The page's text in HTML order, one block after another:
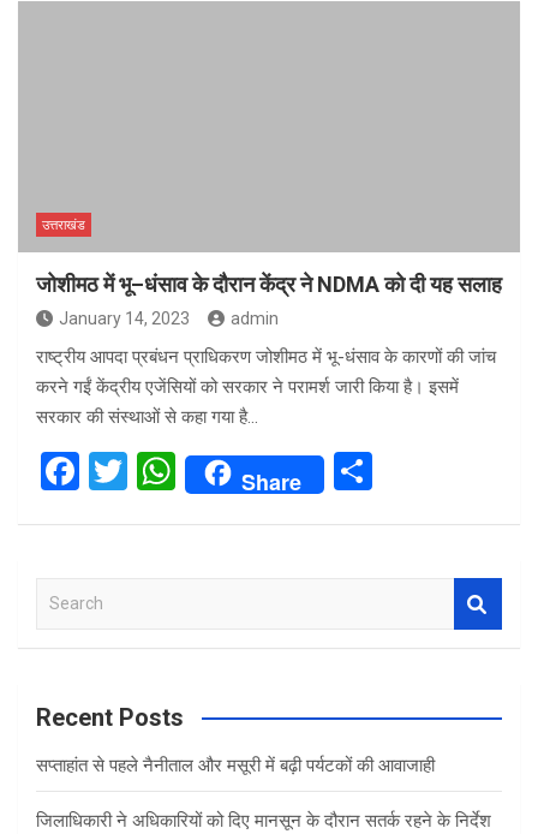
उत्तराखंड
जोशीमठ में भू–धंसाव के दौरान केंद्र ने NDMA को दी यह सलाह
January 14, 2023 admin
राष्ट्रीय आपदा प्रबंधन प्राधिकरण जोशीमठ में भू-धंसाव के कारणों की जांच
करने गईं केंद्रीय एजेंसियों को सरकार ने परामर्श जारी किया है। इसमें
सरकार की संस्थाओं से कहा गया है…
F
b
o
o
k
T
W
h
p
p
Share
a
c
Recent Posts
सप्ताहांत से पहले नैनीताल और मसूरी में बढ़ी पर्यटकों की आवाजाही
जिलाधिकारी ने अधिकारियों को दिए मानसून के दौरान सतर्क रहने के निर्देश